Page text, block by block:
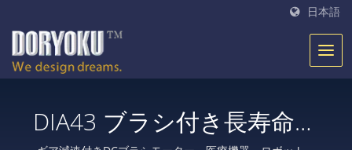
日本語
DIA43 ブラシ付き長寿命モ